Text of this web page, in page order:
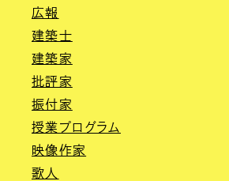
広報
建築士
建築家
批評家
振付家
授業プログラム
映像作家
歌人